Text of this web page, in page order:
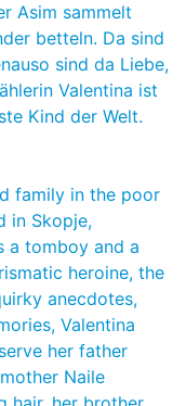
Asim sammelt
betteln. Da sind
sind da Liebe,
Valentina ist
Kind der Welt.
family in the poor
in Skopje,
a tomboy and a
heroine, the
anecdotes,
Valentina
her father
Naile